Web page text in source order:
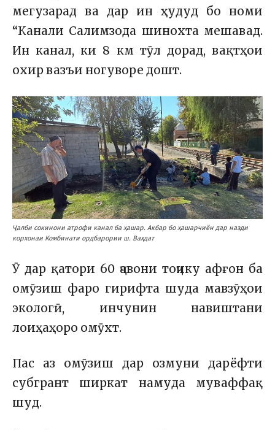
мегузарад ва дар ин ҳудуд бо номи
“Канали Салимзода шинохта мешавад.
Ин канал, ки 8 км тӯл дорад, вақтҳои
охир вазъи ногуворе дошт.
Ҷалби сокинони атрофи канал ба ҳашар. Акбар бо ҳашарчиён дар назди
корхонаи Комбинати ордбарории ш. Ваҳдат
Ӯ дар қатори 60 ҷавони тоҷику афғон ба
омӯзиш фаро гирифта шуда мавзӯҳои
экологӣ, инчунин навиштани
лоиҳаҳоро омӯхт.
Пас аз омӯзиш дар озмуни дарёфти
субгрант ширкат намуда муваффақ
шуд.